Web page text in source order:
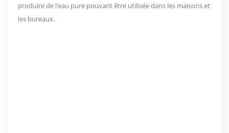
produire de l'eau pure pouvant être utilisée dans les maisons et
les bureaux.